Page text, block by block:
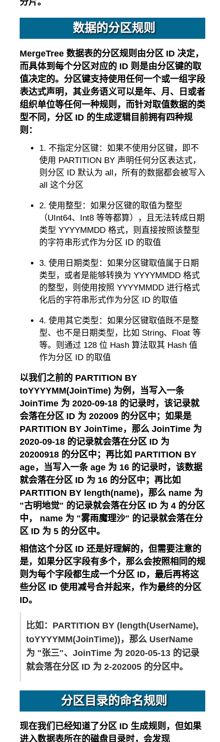
分片。
数据的分区规则
MergeTree 数据表的分区规则由分区 ID 决定，
而具体到每个分区对应的 ID 则是由分区键的取
值决定的。分区键支持使用任何一个或一组字段
表达式声明，其业务语义可以是年、月、日或者
组织单位等任何一种规则，而针对取值数据的类
型不同，分区 ID 的生成逻辑目前拥有四种规
则：
1. 不指定分区键：如果不使用分区键，即不
使用 PARTITION BY 声明任何分区表达式，
则分区 ID 默认为 all，所有的数据都会被写入
all 这个分区
2. 使用整型：如果分区键的取值为整型
（UInt64、Int8 等等都算），且无法转成日期
类型 YYYYMMDD 格式，则直接按照该整型
的字符串形式作为分区 ID 的取值
3. 使用日期类型：如果分区键取值属于日期
类型，或者是能够转换为 YYYYMMDD 格式
的整型，则使用按照 YYYYMMDD 进行格式
化后的字符串形式作为分区 ID 的取值
4. 使用其它类型：如果分区键取值既不是整
型、也不是日期类型，比如 String、Float 等
等。则通过 128 位 Hash 算法取其 Hash 值
作为分区 ID 的取值
以我们之前的 PARTITION BY
toYYYYMM(JoinTime) 为例，当写入一条
JoinTime 为 2020-09-18 的记录时，该记录就
会落在分区 ID 为 202009 的分区中；如果是
PARTITION BY JoinTime，那么 JoinTime 为
2020-09-18 的记录就会落在分区 ID 为
20200918 的分区中；再比如 PARTITION BY
age，当写入一条 age 为 16 的记录时，该数据
就会落在分区 ID 为 16 的分区中；再比如
PARTITION BY length(name)，那么 name 为
"古明地觉" 的记录就会落在分区 ID 为 4 的分区
中， name 为 "雾雨魔理沙" 的记录就会落在分
区 ID 为 5 的分区中。
相信这个分区 ID 还是好理解的，但需要注意的
是，如果分区字段有多个，那么会按照相同的规
则为每个字段都生成一个分区 ID，最后再将这
些分区 ID 使用减号合并起来，作为最终的分区
ID。
比如：PARTITION BY (length(UserName),
toYYYYMM(JoinTime))，那么 UserName
为 "张三"、JoinTime 为 2020-05-13 的记录
就会落在分区 ID 为 2-202005 的分区中。
分区目录的命名规则
现在我们已经知道了分区 ID 生成规则，但如果
进入数据表所在的磁盘目录时，会发现